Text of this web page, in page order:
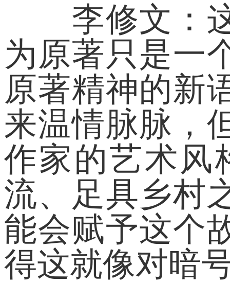
李修文：这
为原著只是一
原著精神的新
来温情脉脉，
作家的艺术风
流、足具乡村
能会赋予这个
得这就像对暗